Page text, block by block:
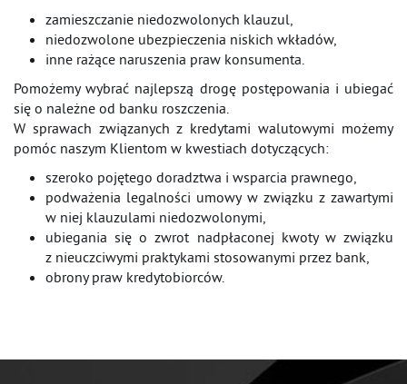
zamieszczanie niedozwolonych klauzul,
niedozwolone ubezpieczenia niskich wkładów,
inne rażące naruszenia praw konsumenta.
Pomożemy wybrać najlepszą drogę postępowania i ubiegać
się o należne od banku roszczenia.
W sprawach związanych z kredytami walutowymi możemy
pomóc naszym Klientom w kwestiach dotyczących:
szeroko pojętego doradztwa i wsparcia prawnego,
podważenia legalności umowy w związku z zawartymi
w niej klauzulami niedozwolonymi,
ubiegania się o zwrot nadpłaconej kwoty w związku
z nieuczciwymi praktykami stosowanymi przez bank,
obrony praw kredytobiorców.